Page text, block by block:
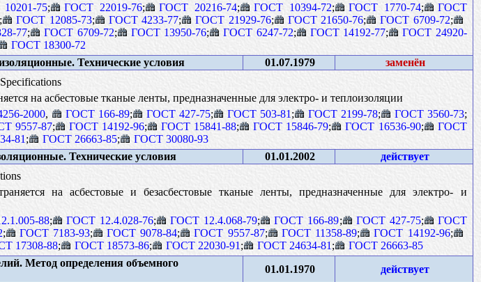
75; ГОСТ 22019-76; ГОСТ 20216-74; ГОСТ 10394-72; ГОСТ 1770-74;
ГОСТ
; ГОСТ 12085-73; ГОСТ 4233-77; ГОСТ 21929-76; ГОСТ 21650-76; ГОСТ 6709-72;
77; ГОСТ 6709-72; ГОСТ 13950-76; ГОСТ 6247-72; ГОСТ 14192-77;
ГОСТ 24920-
ГОСТ 18300-72
Технические условия 01.07.1979
заменён
на асбестовые тканые ленты, предназначенные для электро- и теплоизоляции
2000, ГОСТ 166-89; ГОСТ 427-75; ГОСТ 503-81 ; ГОСТ 2199-78; ГОСТ 3560-73;
9557-87; ГОСТ 14192-96; ГОСТ 15841-88; ГОСТ 15846-79; ГОСТ 16536-90;
ГОСТ
81 ; ГОСТ 26663-85;
ГОСТ 30080-93
Технические условия 01.01.2002
действует
на асбестовые и безасбестовые тканые ленты, предназначенные для электро- и
88; ГОСТ 12.4.028-76; ГОСТ 12.4.068-79; ГОСТ 166-89; ГОСТ 427-75;
ГОСТ
; ГОСТ 7183-93; ГОСТ 9078-84; ГОСТ 9557-87; ГОСТ 11358-89; ГОСТ 14192-96;
17308-88; ГОСТ 18573-86; ГОСТ 22030-91 ; ГОСТ 24634-81 ;
ГОСТ 26663-85
Метод определения объемного
01.01.1970 действует